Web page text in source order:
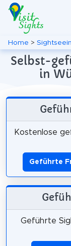
Home >
Selbst-
in
Kostenlose
Geführte
Geführte